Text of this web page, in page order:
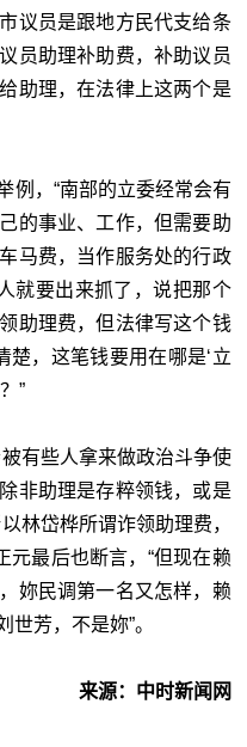
议员是跟地方民代支给条
员助理补助费，补助议员
助理，在法律上这两个是
例，“南部的立委经常会有
的事业、工作，但需要助
马费，当作服务处的行政
就要出来抓了，说把那个
助理费，但法律写这个钱
楚，这笔钱要用在哪是‘立
”
有些人拿来做政治斗争使
非助理是存粹领钱，或是
林岱桦所谓诈领助理费，
元最后也断言，“但现在赖
妳民调第一名又怎样，赖
芳，不是妳”。
来源：中时新闻网